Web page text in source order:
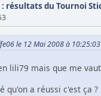
: résultats du Tournoi
le 12 Mai 2008 à 10:25:03
lili79 mais que me
qu'on a réussi c'est ça